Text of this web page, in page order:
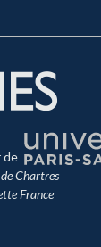
de
Chartres
France